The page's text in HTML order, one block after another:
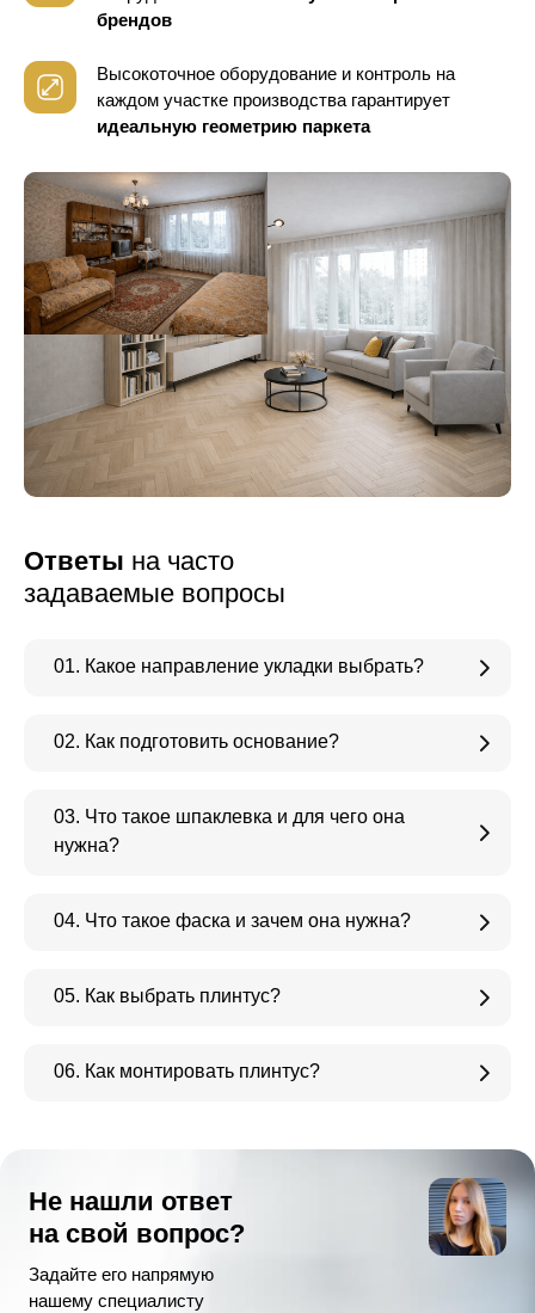
брендов
Высокоточное оборудование и контроль на
каждом участке производства гарантирует
идеальную геометрию паркета
Ответы на часто
задаваемые вопросы
01. Какое направление укладки выбрать?
02. Как подготовить основание?
03. Что такое шпаклевка и для чего она
нужна?
04. Что такое фаска и зачем она нужна?
05. Как выбрать плинтус?
06. Как монтировать плинтус?
Не нашли ответ
на свой вопрос?
Задайте его напрямую
нашему специалисту